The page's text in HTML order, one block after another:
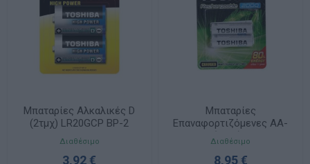
Μπαταρίες Αλκαλικές D
(2τμχ) LR20GCP BP-2
Διαθέσιμο
3,92 €
Μπαταρίες
Επαναφορτιζόμενες AA-
2000mAh (2τμχ) TNH-6GME
BP-2
Διαθέσιμο
8,95 €